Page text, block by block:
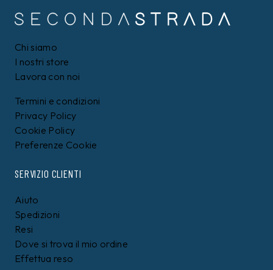
Chi siamo
I nostri store
Lavora con noi
Termini e condizioni
Privacy Policy
Cookie Policy
Preferenze Cookie
SERVIZIO CLIENTI
Aiuto
Spedizioni
Resi
Dove si trova il mio ordine
Effettua reso